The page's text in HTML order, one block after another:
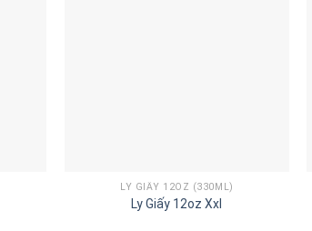
LY GIẤY 12OZ (330ML)
Ly Giấy 12oz Xxl